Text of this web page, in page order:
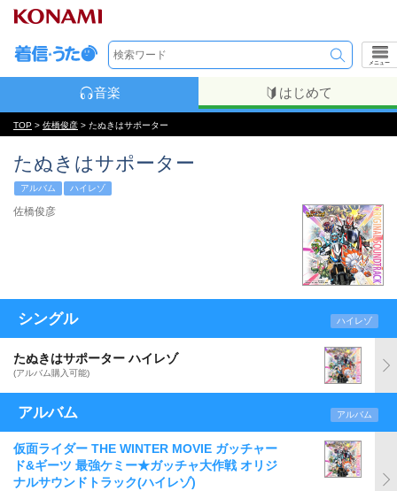
メニュー
音楽 はじめて
TOP > 佐橋俊彦 > たぬきはサポーター
たぬきはサポーター
アルバム ハイレゾ
佐橋俊彦
シングル ハイレゾ
たぬきはサポーター ハイレゾ
(アルバム購入可能)
アルバム アルバム
仮面ライダー THE WINTER MOVIE ガッチャー
ド&ギーツ 最強ケミー★ガッチャ大作戦 オリジ
ナルサウンドトラック(ハイレゾ)